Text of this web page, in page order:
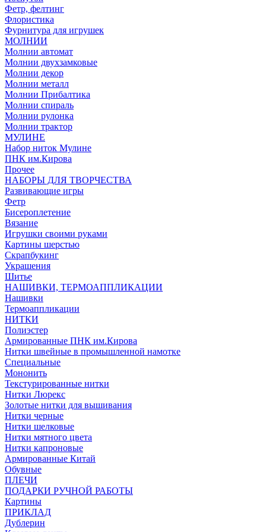
Фетр, фелтинг
Флористика
Фурнитура для игрушек
МОЛНИИ
Молнии автомат
Молнии двухзамковые
Молнии декор
Молнии металл
Молнии Прибалтика
Молнии спираль
Молнии рулонка
Молнии трактор
МУЛИНЕ
Набор ниток Мулине
ПНК им.Кирова
Прочее
НАБОРЫ ДЛЯ ТВОРЧЕСТВА
Развивающие игры
Фетр
Бисероплетение
Вязание
Игрушки своими руками
Картины шерстью
Скрапбукинг
Украшения
Шитье
НАШИВКИ, ТЕРМОАППЛИКАЦИИ
Нашивки
Термоаппликации
НИТКИ
Полиэстер
Армированные ПНК им.Кирова
Нитки швейные в промышленной намотке
Специальные
Мононить
Текстурированные нитки
Нитки Люрекс
Золотые нитки для вышивания
Нитки черные
Нитки шелковые
Нитки мятного цвета
Нитки капроновые
Армированные Китай
Обувные
ПЛЕЧИ
ПОДАРКИ РУЧНОЙ РАБОТЫ
Картины
ПРИКЛАД
Дублерин